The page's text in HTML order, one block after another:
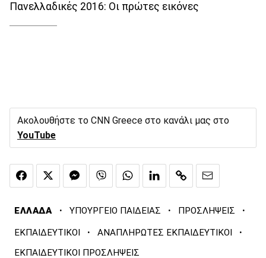
Πανελλαδικές 2016: Οι πρώτες εικόνες
Ακολουθήστε το CNN Greece στο κανάλι μας στο
YouTube
ΕΛΛΑΔΑ · ΥΠΟΥΡΓΕΙΟ ΠΑΙΔΕΙΑΣ · ΠΡΟΣΛΗΨΕΙΣ ·
ΕΚΠΑΙΔΕΥΤΙΚΟΙ · ΑΝΑΠΛΗΡΩΤΕΣ ΕΚΠΑΙΔΕΥΤΙΚΟΙ ·
ΕΚΠΑΙΔΕΥΤΙΚΟΙ ΠΡΟΣΛΗΨΕΙΣ